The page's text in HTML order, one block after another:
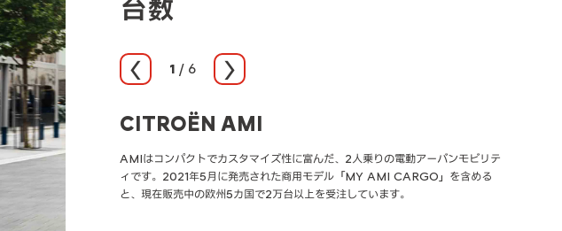
台数
前へ
CITROËN AMI
AMIはコンパクトでカスタマイズ性に富んだ、2人乗りの電動アーバンモビリテ
ィです。2021年5月に発売された商用モデル「MY AMI CARGO」を含める
と、現在販売中の欧州5カ国で2万台以上を受注しています。
CITROËN C3
2002年に初代モデルが登場し、これまでに480万人以上のドライバーに選ばれ
てきたC3。2016年に発表された3代目C3の販売台数は110万台を超え、競争の
激しいコンパクトカーセグメントで確かなポジションを築いています。
CITROËN BERLINGO & BERLINGO
VAN
BERLINGOは1996年の初代モデル発売以降、累計販売台数560万台以上を記
録。現行モデルは英国のWhat Car? Awards 2020で「MPV・オブ・ザ・イ
CITROËN C3 AIRCROSS SUV ＆ C5
AIRCROSS SUV
成長著しいSUVマーケットでもシトロエンは存在感を放っています。シトロエン
らしい個性が光るコンパクトSUV、C3 AIRCROSS SUVは、2017年後半の導
CITROËN GRAND C4 SPACETOURER
GRAND C4 SPACETOURERは、個性的でモダンなスタイルと高いユーティ
リティ性能が特徴の7シーターMPVです。5人乗りモデルのC4
SPACETOURERとの合計で、2022年までに36万台以上を販売しました。
CITROËN C4 & Ë-C4
2020年に発表されたNEW C4 & Ë-C4は、1928年の初代C4から90年以上続
く、シトロエンハッチバックの系譜を受け継ぎ進化させた最新モデルです。2021
年1月にEV、ディーゼルエンジン、ガソリンエンジンの3つのパワートレインを
1 / 6 次へ